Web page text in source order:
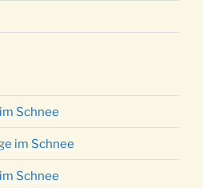
Schnee
im Schnee
Schnee